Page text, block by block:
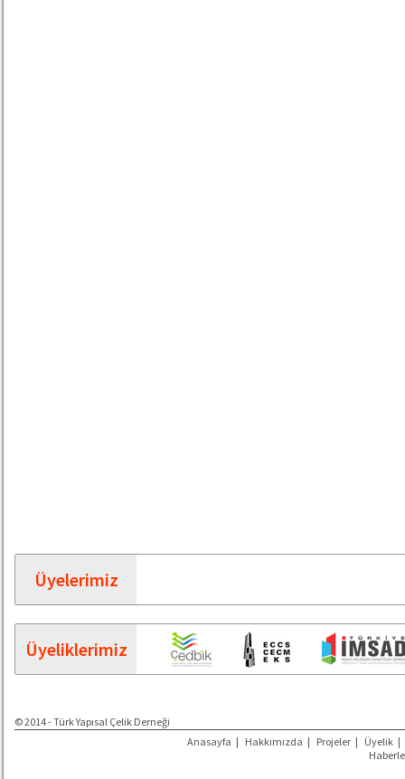
Üyelerimiz
Üyeliklerimiz
© 2014 - Türk Yapısal Çelik Derneği
Anasayfa | Hakkımızda | Projeler | Üyelik |